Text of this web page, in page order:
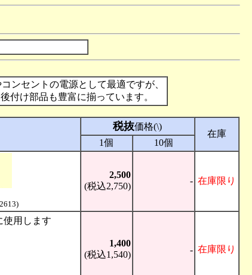
ンセントの電源として最適ですが、
付け部品も豊富に揃っています。
税抜価格(\)
在庫
1個
10個
2,500
(税込2,750)
- 在庫限り
使用します
1,400
(税込1,540)
- 在庫限り